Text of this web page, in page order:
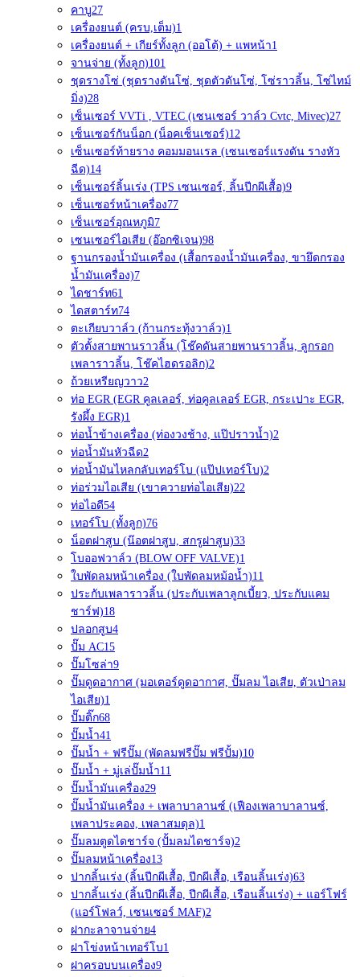
คาบู27
เครื่องยนต์ (ครบ,เต็ม)1
เครื่องยนต์ + เกียร์ทั้งลูก (ออโต้) + แพหน้า1
จานจ่าย (ทั้งลูก)101
ชุดรางโซ่ (ชุดรางดันโซ่, ชุดตัวดันโซ่, โซ่ราวลิ้น, โซ่ไทม์
มิ่ง)28
เซ็นเซอร์ VVTi , VTEC (เซนเซอร์ วาล์ว Cvtc, Mivec)27
เซ็นเซอร์กันน็อก (น็อคเซ็นเซอร์)12
เซ็นเซอร์ท้ายราง คอมมอนเรล (เซนเซอร์แรงดัน รางหัว
ฉีด)14
เซ็นเซอร์ลิ้นเร่ง (TPS เซนเซอร์, ลิ้นปีกผีเสื้อ)9
เซ็นเซอร์หน้าเครื่อง77
เซ็นเซอร์อุณหภูมิ7
เซนเซอร์ไอเสีย (อ๊อกซิเจน)98
ฐานกรองน้ำมันเครื่อง (เสื้อกรองน้ำมันเครื่อง, ขายึดกรอง
น้ำมันเครื่อง)7
ไดชาร์ท61
ไดสตาร์ท74
ตะเกียบวาล์ว (ก้านกระทุ้งวาล์ว)1
ตัวตั้งสายพานราวลิ้น (โช๊คดันสายพานราวลิ้น, ลูกรอก
เพลาราวลิ้น, โช๊คไฮดรอลิก)2
ถ้วยเหรียญวาว2
ท่อ EGR (EGR คูลเลอร์, ท่อคูลเลอร์ EGR, กระเปาะ EGR,
รังผึ้ง EGR)1
ท่อน้ำข้างเครื่อง (ท่องวงช้าง, แป๊ปราวน้ำ)2
ท่อน้ำมันหัวฉีด2
ท่อน้ำมันไหลกลับเทอร์โบ (แป๊ปเทอร์โบ)2
ท่อร่วมไอเสีย (เขาควายท่อไอเสีย)22
ท่อไอดี54
เทอร์โบ (ทั้งลูก)76
น็อตฝาสูบ (น๊อตฝาสูบ, สกรูฝาสูบ)33
โบออฟวาล์ว (ฺBLOW OFF VALVE)1
ใบพัดลมหน้าเครื่อง (ใบพัดลมหม้อน้ำ)11
ประกับเพลาราวลิ้น (ประกับเพลาลูกเบี้ยว, ประกับแคม
ชาร์ฟ)18
ปลอกสูบ4
ปั๊ม AC15
ปั๊มโซล่า9
ปั๊มดูดอากาศ (มอเตอร์ดูดอากาศ, ปั๊มลม ไอเสีย, ตัวเป่าลม
ไอเสีย)1
ปั๊มติ๊ก68
ปั๊มน้ำ41
ปั๊มน้ำ + ฟรีปั๊ม (พัดลมฟรีปั๊ม ฟรีปั้ม)10
ปั๊มน้ำ + มู่เล่ปั๊มน้ำ11
ปั๊มน้ำมันเครื่อง29
ปั๊มน้ำมันเครื่อง + เพลาบาลานซ์ (เฟืองเพลาบาลานซ์,
เพลาประคอง, เพลาสมดุล)1
ปั๊มลมตูดไดชาร์จ (ปั้มลมไดชาร์จ)2
ปั๊มลมหน้าเครื่อง13
ปากลิ้นเร่ง (ลิ้นปีกผีเสื้อ, ปีกผีเสื้อ, เรือนลิ้นเร่ง)63
ปากลิ้นเร่ง (ลิ้นปีกผีเสื้อ, ปีกผีเสื้อ, เรือนลิ้นเร่ง) + แอร์โฟร์
(แอร์โฟลว์, เซนเซอร์ MAF)2
ฝากะลาจานจ่าย4
ฝาโข่งหน้าเทอร์โบ1
ฝาครอบบนเครื่อง9